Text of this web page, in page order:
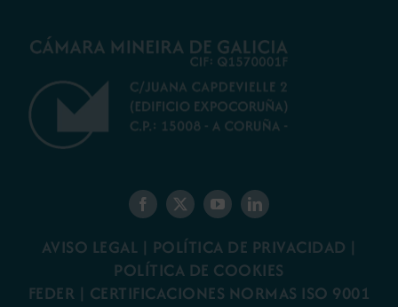
AVISO LEGAL | POLÍTICA DE PRIVACIDAD |
POLÍTICA DE COOKIES
FEDER | CERTIFICACIONES NORMAS ISO 9001